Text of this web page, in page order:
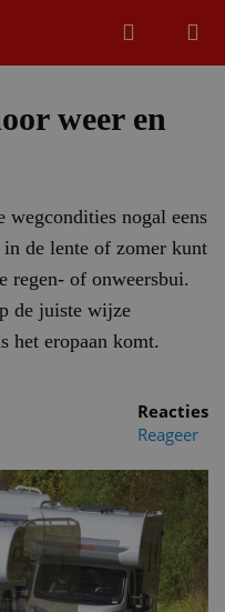
weer en
wegcondities nogal eens
de lente of zomer kunt
regen- of onweersbui.
de juiste wijze
het eropaan komt.
Reacties
Reageer